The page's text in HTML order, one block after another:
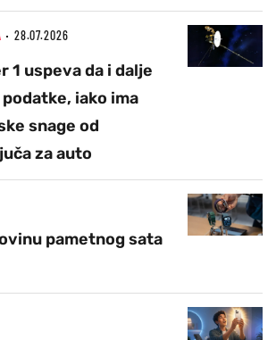
28.07.2026
1 uspeva da i dalje
iako ima
snage od
za auto
pametnog sata